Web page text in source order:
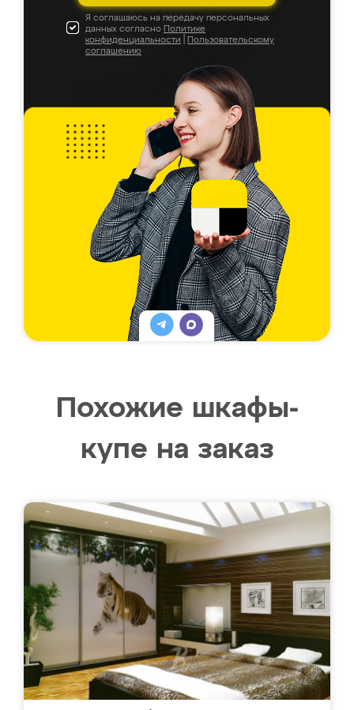
Я соглашаюсь на передачу персональных
данных согласно Политике
конфиденциальности
Пользовательскому
соглашению
Похожие шкафы-
купе на заказ